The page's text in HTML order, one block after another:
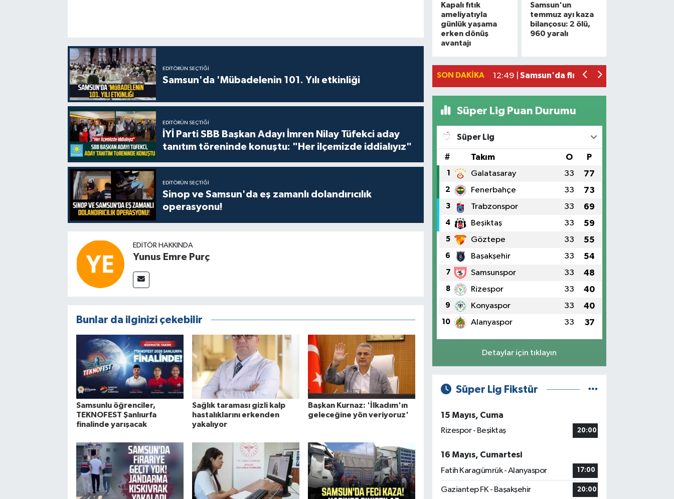
EDITÖRÜN SEÇTIĞI
Samsun'da 'Mübadelenin 101. Yılı etkinliği
EDITÖRÜN SEÇTIĞI
İYİ Parti SBB Başkan Adayı İmren Nilay Tüfekci aday
tanıtım töreninde konuştu: "Her ilçemizde iddialıyız"
EDITÖRÜN SEÇTIĞI
Sinop ve Samsun'da eş zamanlı dolandırıcılık
operasyonu!
EDITÖR HAKKINDA
Yunus Emre Purç
Bunlar da ilginizi çekebilir
Samsunlu öğrenciler,
TEKNOFEST Şanlıurfa
finalinde yarışacak
Sağlık taraması gizli kalp
hastalıklarını erkenden
yakalıyor
Başkan Kurnaz: 'İlkadım'ın
geleceğine yön veriyoruz'
Kapalı fıtık
ameliyatıyla
günlük yaşama
erken dönüş
avantajı
Samsun'un
temmuz ayı kaza
bilançosu: 2 ölü,
960 yaralı
SON DAKIKA
13:01 |
Başkan Kurnaz: 'İlkadım'ın
Sağlık taraması gizli kalp
12:02 | Samsun'da sağlıklı hayat
Süper Lig Puan Durumu
Süper Lig
# Takım O P
1 Galatasaray 33 77
2 Fenerbahçe 33 73
3 Trabzonspor 33 69
4 Beşiktaş 33 59
5 Göztepe 33 55
6 Başakşehir 33 54
7 Samsunspor 33 48
8 Rizespor 33 40
9 Konyaspor 33 40
10 Alanyaspor 33 37
Detaylar için tıklayın
Süper Lig Fikstür
15 Mayıs, Cuma
Rizespor - Beşiktaş
20:00
16 Mayıs, Cumartesi
Fatih Karagümrük - Alanyaspor
17:00
Gaziantep FK - Başakşehir 20:00